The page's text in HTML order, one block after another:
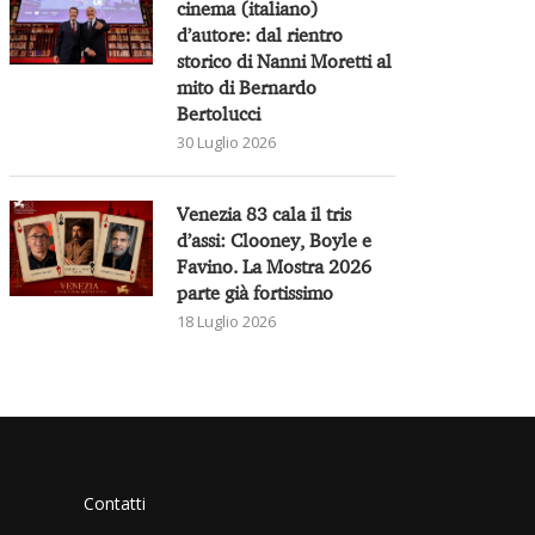
cinema (italiano)
d’autore: dal rientro
storico di Nanni Moretti al
mito di Bernardo
Bertolucci
30 Luglio 2026
Venezia 83 cala il tris
d’assi: Clooney, Boyle e
Favino. La Mostra 2026
parte già fortissimo
18 Luglio 2026
Contatti